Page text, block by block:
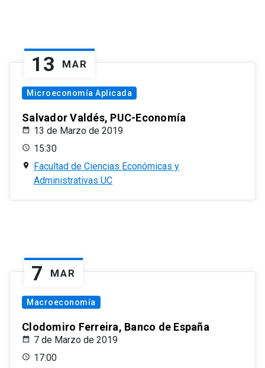
13 MAR
Microeconomía Aplicada
Salvador Valdés, PUC-Economía
13 de Marzo de 2019
15:30
Facultad de Ciencias Económicas y
Administrativas UC
7 MAR
Macroeconomía
Clodomiro Ferreira, Banco de España
7 de Marzo de 2019
17:00